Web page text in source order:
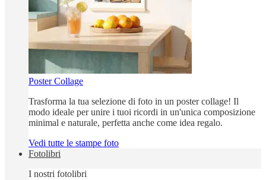
Poster Collage
Trasforma la tua selezione di foto in un poster collage! Il
modo ideale per unire i tuoi ricordi in un'unica composizione
minimal e naturale, perfetta anche come idea regalo.
Vedi tutte le stampe foto
Fotolibri
I nostri fotolibri